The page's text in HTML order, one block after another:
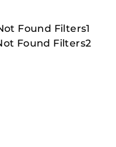
Found Filters1
Found Filters2